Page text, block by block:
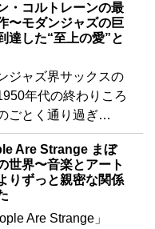
・コルトレーンの最
〜モダンジャズの巨
達した“至上の愛”と
ジャズ界サックスの
年代の終わりころ
ごとく通り過ぎ…
Are Strange まぼ
世界〜音楽とアート
りずっと親密な関係
Are Strange」